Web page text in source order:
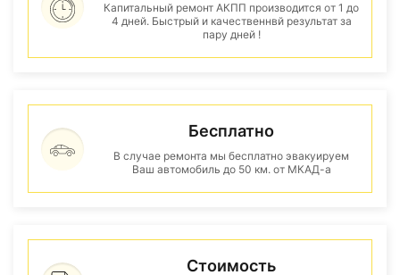
Капитальный ремонт АКПП производится от 1 до
4 дней. Быстрый и качественнвй результат за
пару дней !
Бесплатно
В случае ремонта мы бесплатно эвакуируем
Ваш автомобиль до 50 км. от МКАД-а
Стоимость